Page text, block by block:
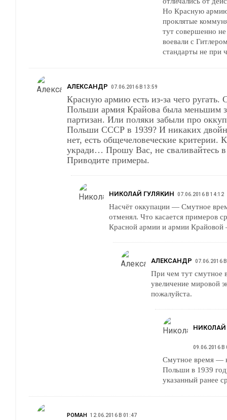
Но Красную
проклятые
тут совершенно
воевали с
стандарты не при
АЛЕКСАНДР 07.06.2016 В 13:59
Красную армию есть из-за чего ругать.
Польши армия Крайова была меньшим
партизан. Или поляки забыли про
Польши СССР в 1939? И никаких
нет, есть общечеловеческие критерии.
укради… Прошу Вас, не сваливайтесь в демагогию.
Приводите примеры.
НИКОЛАЙ ГУЛЯКИН 07.06.2016 В 14:12
Насчёт оккупации — Смутное
отменял. Что касается примеров
Красной армии и армии Крайовой
АЛЕКСАНДР 07.06.2016
При чем тут смутное
увеличение мировой
пожалуйста.
НИКОЛАЙ
09.06.2016 В
Смутное время —
Польши в 1939
указанный ранее
РОМАН 12.06.2016 В 01:47